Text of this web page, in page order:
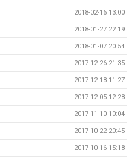
2018-02-16 13:00
2018-01-27 22:19
2018-01-07 20:54
2017-12-26 21:35
2017-12-18 11:27
2017-12-05 12:28
2017-11-10 10:04
2017-10-22 20:45
2017-10-16 15:18